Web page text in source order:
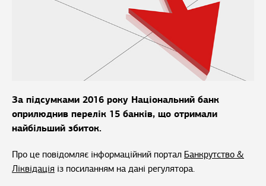
За підсумками 2016 року Національний банк
оприлюднив перелік 15 банків, що отримали
найбільший збиток.
Про це повідомляє інформаційний портал Банкрутство &
Ліквідація із посиланням на дані регулятора.